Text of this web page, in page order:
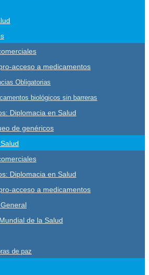
acceso a medicamentos
Obligatorias
biológicos sin barreras
Diplomacia en Salud
de genéricos
Diplomacia en Salud
acceso a medicamentos
de la Salud
de paz